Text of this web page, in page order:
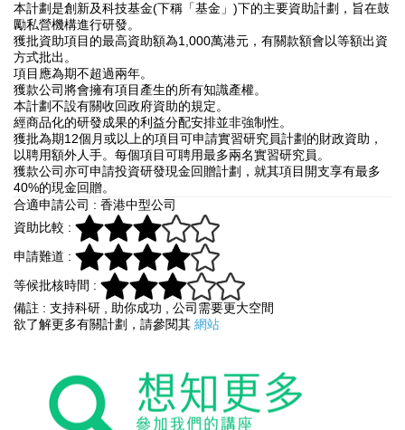
本計劃是創新及科技基金(下稱「基金」)下的主要資助計劃，旨在鼓
勵私營機構進行研發。
獲批資助項目的最高資助額為1,000萬港元，有關款額會以等額出資
方式批出。
項目應為期不超過兩年。
獲款公司將會擁有項目產生的所有知識產權。
本計劃不設有關收回政府資助的規定。
經商品化的研發成果的利益分配安排並非強制性。
獲批為期12個月或以上的項目可申請實習研究員計劃的財政資助，
以聘用額外人手。每個項目可聘用最多兩名實習研究員。
獲款公司亦可申請投資研發現金回贈計劃，就其項目開支享有最多
40%的現金回贈。
合適申請公司 : 香港中型公司
資助比較 :
申請難道 :
等候批核時間 :
備註 : 支持科研 , 助你成功 , 公司需要更大空間
欲了解更多有關計劃，請參閱其 網站